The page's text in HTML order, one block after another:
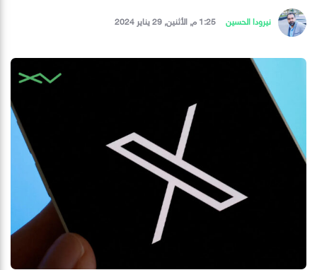
نيرودا الحسين 1:25 م, الأثنين, 29 يناير 2024